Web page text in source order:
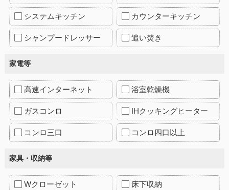
システムキッチン カウンターキッチン
シャンプードレッサー 追い焚き
家電等
高速インターネット 浴室乾燥機
ガスコンロ IHクッキングヒーター
コンロ三口 コンロ四口以上
家具・収納等
Wクローゼット 床下収納